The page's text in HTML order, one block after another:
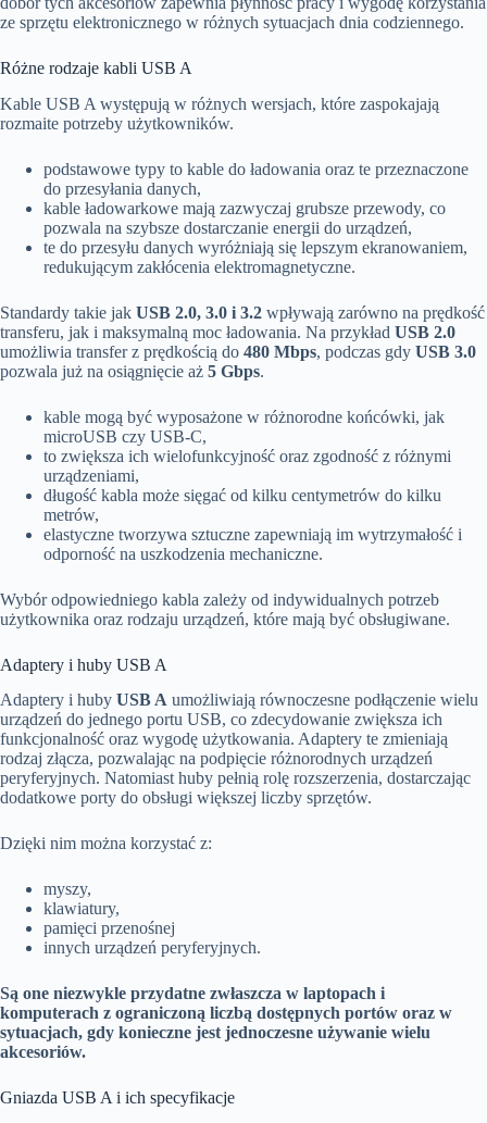
ze sprzętu elektronicznego w różnych sytuacjach dnia codziennego.
Różne rodzaje kabli USB A
Kable USB A występują w różnych wersjach, które zaspokajają
rozmaite potrzeby użytkowników.
podstawowe typy to kable do ładowania oraz te przeznaczone
do przesyłania danych,
kable ładowarkowe mają zazwyczaj grubsze przewody, co
pozwala na szybsze dostarczanie energii do urządzeń,
te do przesyłu danych wyróżniają się lepszym ekranowaniem,
redukującym zakłócenia elektromagnetyczne.
Standardy takie jak USB 2.0, 3.0 i 3.2 wpływają zarówno na prędkość
transferu, jak i maksymalną moc ładowania. Na przykład USB 2.0
umożliwia transfer z prędkością do 480 Mbps, podczas gdy USB 3.0
pozwala już na osiągnięcie aż 5 Gbps.
kable mogą być wyposażone w różnorodne końcówki, jak
microUSB czy USB-C,
to zwiększa ich wielofunkcyjność oraz zgodność z różnymi
urządzeniami,
długość kabla może sięgać od kilku centymetrów do kilku
metrów,
elastyczne tworzywa sztuczne zapewniają im wytrzymałość i
odporność na uszkodzenia mechaniczne.
Wybór odpowiedniego kabla zależy od indywidualnych potrzeb
użytkownika oraz rodzaju urządzeń, które mają być obsługiwane.
Adaptery i huby USB A
Adaptery i huby USB A umożliwiają równoczesne podłączenie wielu
urządzeń do jednego portu USB, co zdecydowanie zwiększa ich
funkcjonalność oraz wygodę użytkowania. Adaptery te zmieniają
rodzaj złącza, pozwalając na podpięcie różnorodnych urządzeń
peryferyjnych. Natomiast huby pełnią rolę rozszerzenia, dostarczając
dodatkowe porty do obsługi większej liczby sprzętów.
Dzięki nim można korzystać z:
myszy,
klawiatury,
pamięci przenośnej
innych urządzeń peryferyjnych.
Są one niezwykle przydatne zwłaszcza w laptopach i
komputerach z ograniczoną liczbą dostępnych portów oraz w
sytuacjach, gdy konieczne jest jednoczesne używanie wielu
akcesoriów.
Gniazda USB A i ich specyfikacje